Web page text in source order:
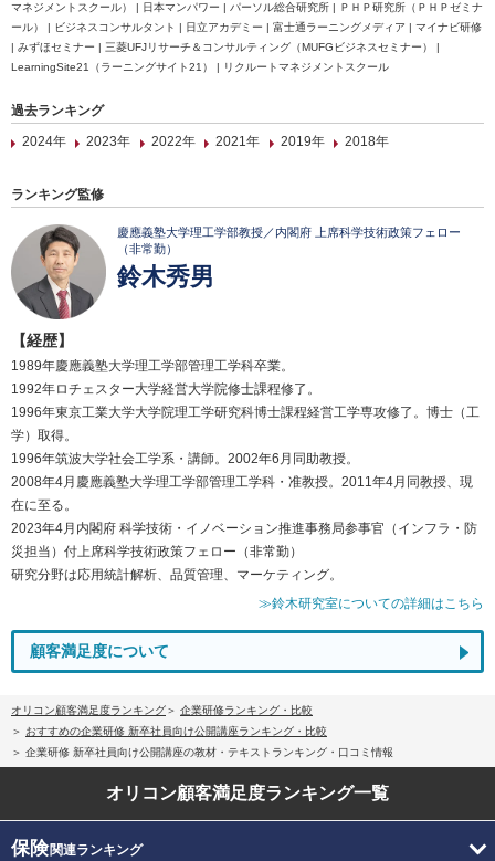
マネジメントスクール） | 日本マンパワー | パーソル総合研究所 | ＰＨＰ研究所（ＰＨＰゼミナ
ール） | ビジネスコンサルタント | 日立アカデミー | 富士通ラーニングメディア | マイナビ研修
| みずほセミナー | 三菱UFJリサーチ＆コンサルティング（MUFGビジネスセミナー） |
LearningSite21（ラーニングサイト21） | リクルートマネジメントスクール
過去ランキング
2024年
2023年 2022年 2021年 2019年 2018年
ランキング監修
慶應義塾大学理工学部教授／内閣府 上席科学技術政策フェロー
（非常勤）
鈴木秀男
【経歴】
1989年慶應義塾大学理工学部管理工学科卒業。
1992年ロチェスター大学経営大学院修士課程修了。
1996年東京工業大学大学院理工学研究科博士課程経営工学専攻修了。博士（工
学）取得。
1996年筑波大学社会工学系・講師。2002年6月同助教授。
2008年4月慶應義塾大学理工学部管理工学科・准教授。2011年4月同教授、現
在に至る。
2023年4月内閣府 科学技術・イノベーション推進事務局参事官（インフラ・防
災担当）付上席科学技術政策フェロー（非常勤）
研究分野は応用統計解析、品質管理、マーケティング。
≫鈴木研究室についての詳細はこちら
顧客満足度について
オリコン顧客満足度ランキング
企業研修ランキング・比較
おすすめの企業研修 新卒社員向け公開講座ランキング・比較
企業研修 新卒社員向け公開講座の教材・テキストランキング・口コミ情報
オリコン顧客満足度ランキング一覧
保険関連ランキング